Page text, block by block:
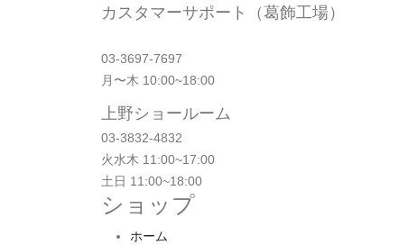
カスタマーサポート（葛飾工場）
03-3697-7697
月〜木 10:00~18:00
上野ショールーム
03-3832-4832
火水木 11:00~17:00
土日 11:00~18:00
ショップ
ホーム